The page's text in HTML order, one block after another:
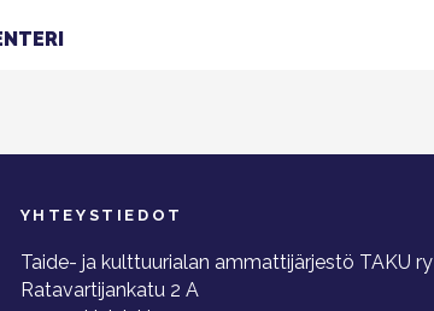
YHTEYSTIEDOT
Taide- ja kulttuurialan ammattijärjestö TAKU ry
Ratavartijankatu 2 A